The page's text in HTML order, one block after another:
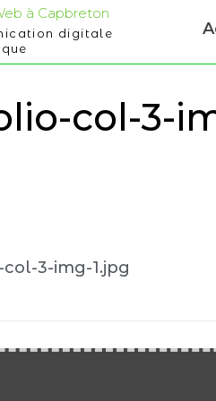
digitale
col-3-
3-img-1.jpg